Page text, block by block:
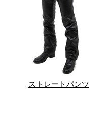
ストレートパンツ